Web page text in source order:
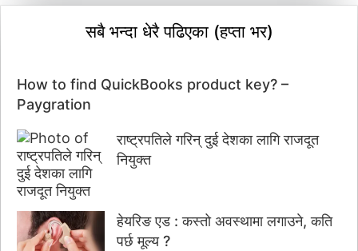
सबै भन्दा धेरै पढिएका (हप्ता भर)
How to find QuickBooks product key? –
Paygration
राष्ट्रपतिले गरिन् दुई देशका लागि राजदूत
नियुक्त
हेयरिङ एड : कस्तो अवस्थामा लगाउने, कति
पर्छ मूल्य ?